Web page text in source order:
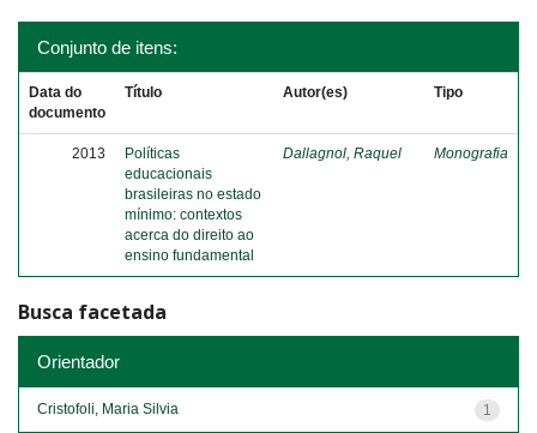
Conjunto de itens:
Data do
documento
Título Autor(es) Tipo
2013
Políticas
educacionais
brasileiras no estado
mínimo: contextos
acerca do direito ao
ensino fundamental
Dallagnol, Raquel Monografia
Busca facetada
Orientador
1
Cristofoli, Maria Silvia